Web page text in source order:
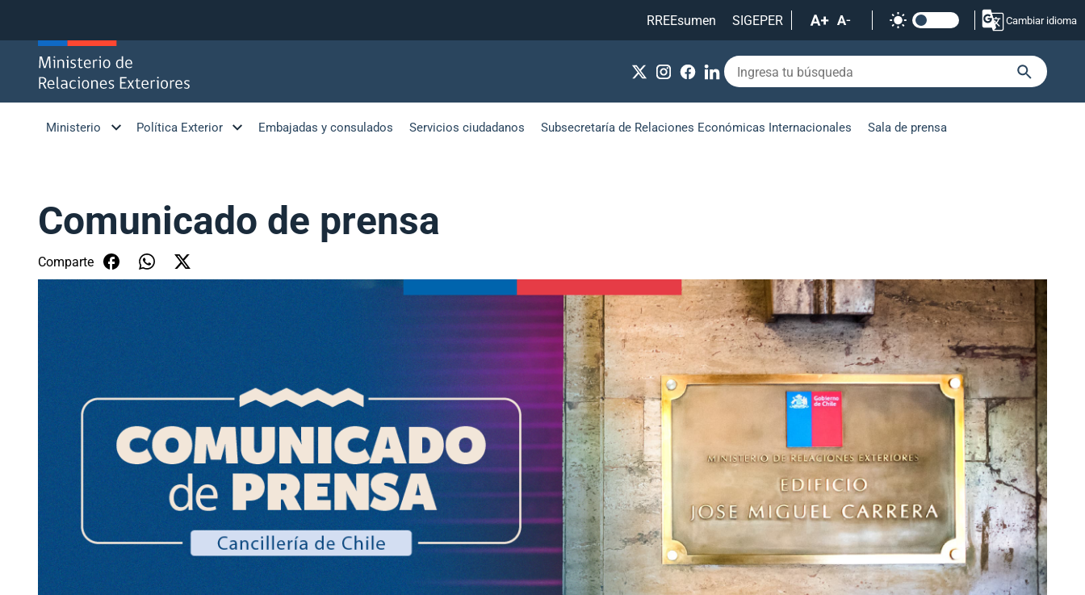
RREEsumen
SIGEPER Cambiar idioma
Ministerio Política Exterior Embajadas y consulados Servicios ciudadanos Subsecretaría de Relaciones Económicas Internacionales Sala de prensa
Comunicado de prensa
Comparte